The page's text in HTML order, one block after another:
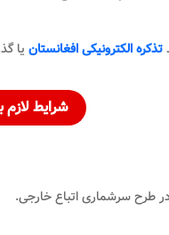
تذکره الکترونیکی افغانستان یا
شرایط لازم
طرح سرشماری اتباع خارجی.